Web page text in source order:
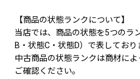
【商品の状態ランクについて】
当店では、商品の状態を5つのラ
B・状態C・状態D）で表しており
中古商品の状態ランクは商材に
ご確認ください。